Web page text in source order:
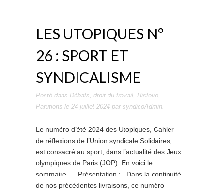
LES UTOPIQUES N°
26 : SPORT ET
SYNDICALISME
Posté dans Débats, droit du travail, Histoire,
Parutions le 24 juillet 2024 par syndicoAdmin.
Le numéro d’été 2024 des Utopiques, Cahier
de réflexions de l’Union syndicale Solidaires,
est consacré au sport, dans l’actualité des Jeux
olympiques de Paris (JOP). En voici le
sommaire. Présentation : Dans la continuité
de nos précédentes livraisons, ce numéro